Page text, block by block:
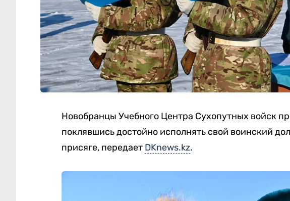
Новобранцы Учебного Центра Сухопутных войск
поклявшись достойно исполнять свой воинский
присяге, передает DKnews.kz.